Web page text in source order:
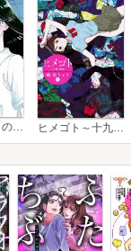
恋は雨上がりのように